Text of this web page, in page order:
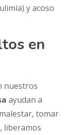
y acoso
en
nuestros
ayudan a
tomar
liberamos